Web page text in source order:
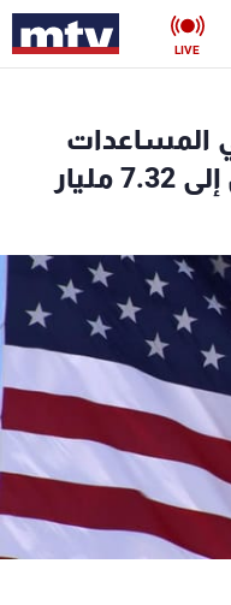
LIVE
المساعدات
العسكرية لأوكرانيا وصل إلى 7.32 مليار